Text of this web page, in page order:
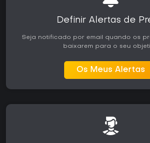
Definir Alertas de
Seja notificado por email quando os
baixarem para o seu
Os Meus Alertas